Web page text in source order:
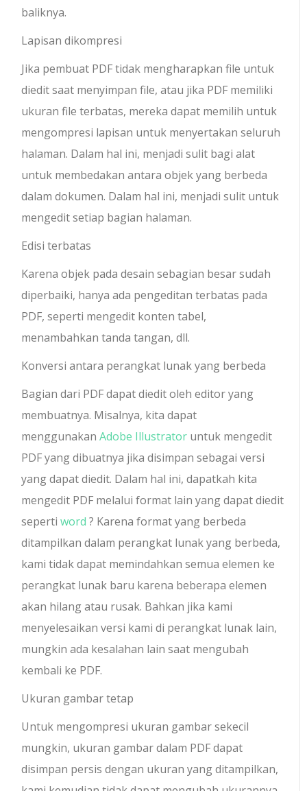
baliknya.
Lapisan dikompresi
Jika pembuat PDF tidak mengharapkan file untuk
diedit saat menyimpan file, atau jika PDF memiliki
ukuran file terbatas, mereka dapat memilih untuk
mengompresi lapisan untuk menyertakan seluruh
halaman. Dalam hal ini, menjadi sulit bagi alat
untuk membedakan antara objek yang berbeda
dalam dokumen. Dalam hal ini, menjadi sulit untuk
mengedit setiap bagian halaman.
Edisi terbatas
Karena objek pada desain sebagian besar sudah
diperbaiki, hanya ada pengeditan terbatas pada
PDF, seperti mengedit konten tabel,
menambahkan tanda tangan, dll.
Konversi antara perangkat lunak yang berbeda
Bagian dari PDF dapat diedit oleh editor yang
membuatnya. Misalnya, kita dapat
menggunakanAdobe Illustrator untuk mengedit
PDF yang dibuatnya jika disimpan sebagai versi
yang dapat diedit. Dalam hal ini, dapatkah kita
mengedit PDF melalui format lain yang dapat diedit
sepertiword ? Karena format yang berbeda
ditampilkan dalam perangkat lunak yang berbeda,
kami tidak dapat memindahkan semua elemen ke
perangkat lunak baru karena beberapa elemen
akan hilang atau rusak. Bahkan jika kami
menyelesaikan versi kami di perangkat lunak lain,
mungkin ada kesalahan lain saat mengubah
kembali ke PDF.
Ukuran gambar tetap
Untuk mengompresi ukuran gambar sekecil
mungkin, ukuran gambar dalam PDF dapat
disimpan persis dengan ukuran yang ditampilkan,